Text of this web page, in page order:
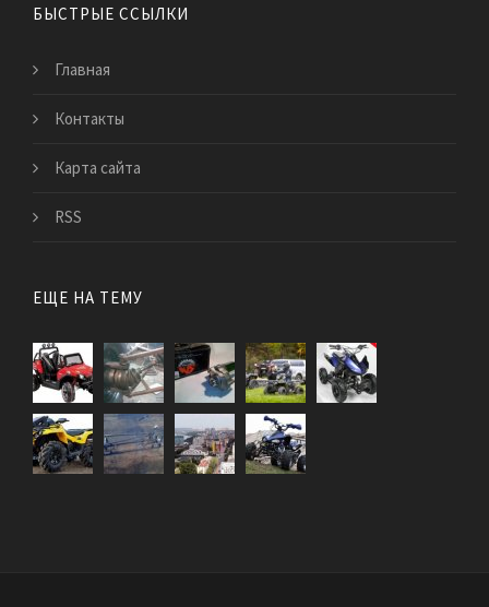
БЫСТРЫЕ ССЫЛКИ
Главная
Контакты
Карта сайта
RSS
ЕЩЕ НА ТЕМУ